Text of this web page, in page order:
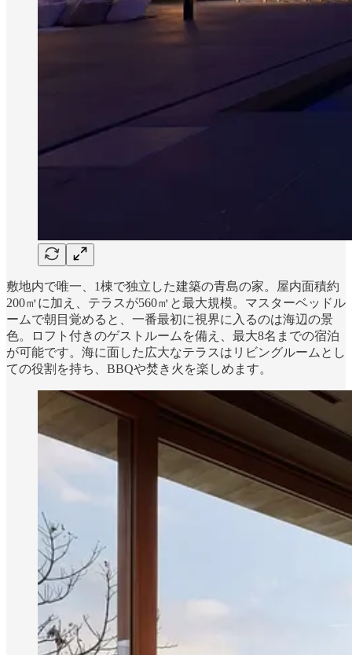
敷地内で唯一、1棟で独立した建築の青島の家。屋内面積約
200㎡に加え、テラスが560㎡と最大規模。マスターベッドル
ームで朝目覚めると、一番最初に視界に入るのは海辺の景
色。ロフト付きのゲストルームを備え、最大8名までの宿泊
が可能です。海に面した広大なテラスはリビングルームとし
ての役割を持ち、BBQや焚き火を楽しめます。